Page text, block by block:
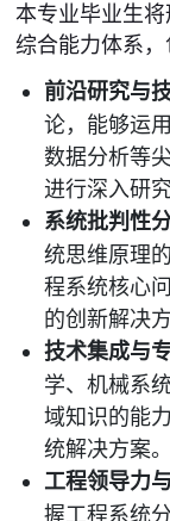
本专业毕业生
综合能力体系，
前沿研究与
论，能够运
数据分析等
进行深入研
系统批判性
统思维原理
程系统核心
的创新解决方
技术集成与
学、机械系
域知识的能
统解决方案。
工程领导力
握工程系统